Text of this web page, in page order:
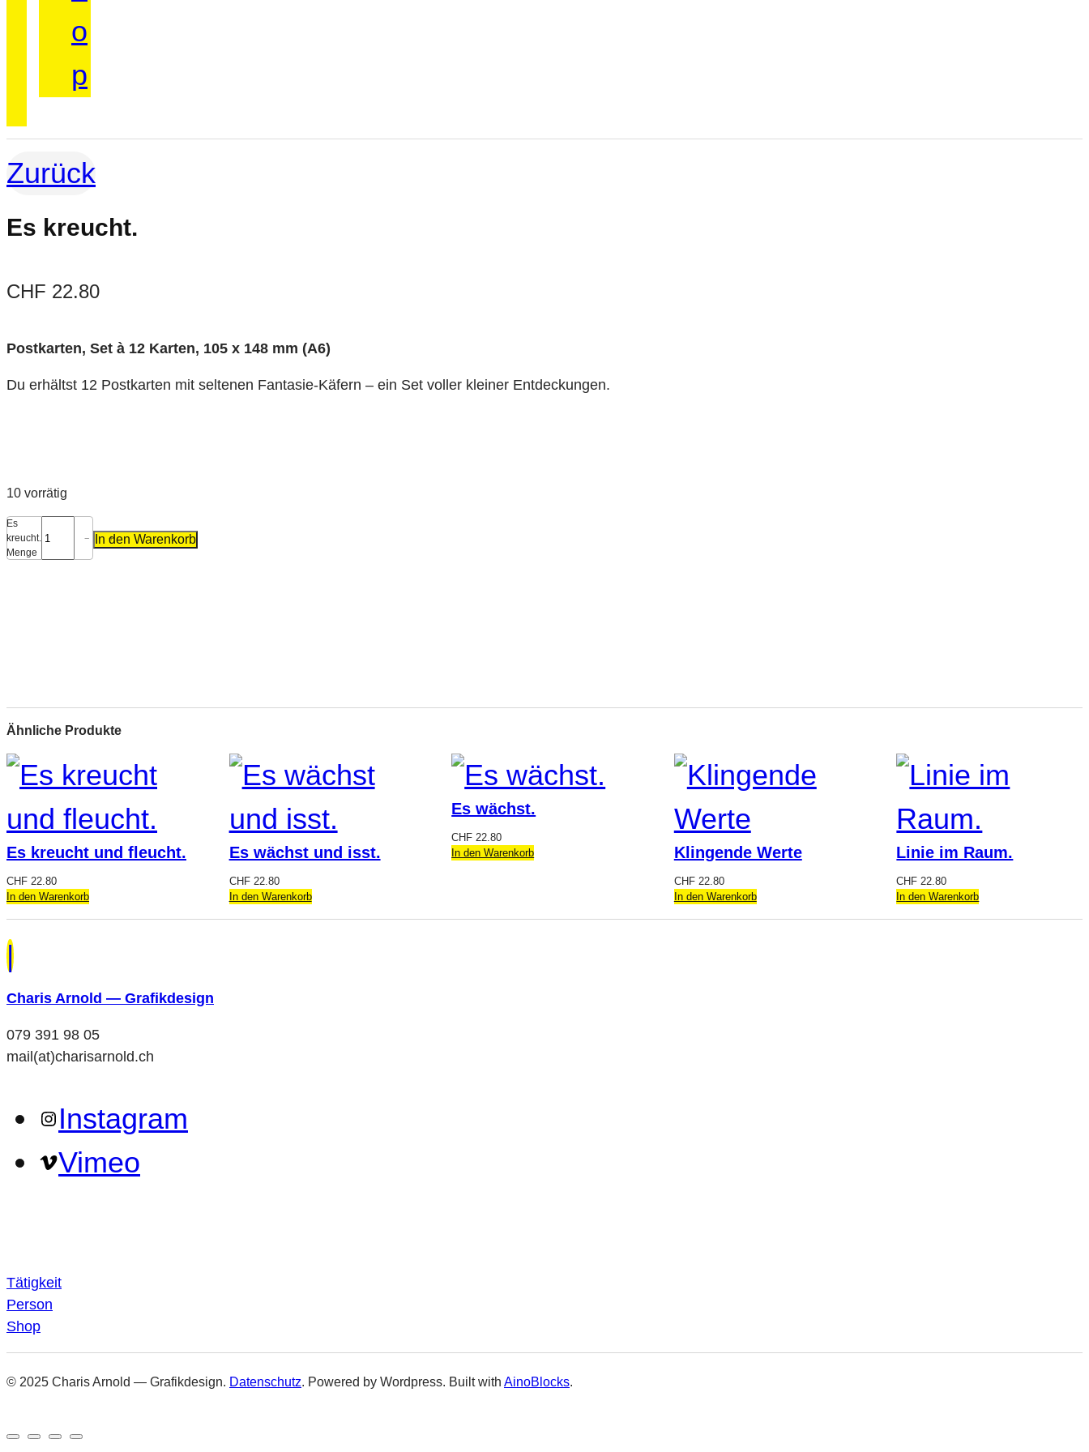
o
p
Zurück
Es kreucht.
CHF 22.80
Postkarten, Set à 12 Karten, 105 x 148 mm (A6)
Du erhältst 12 Postkarten mit seltenen Fantasie-Käfern – ein Set voller kleiner Entdeckungen.
10 vorrätig
Es
kreucht.
Menge
− +
In den Warenkorb
Ähnliche Produkte
Es kreucht und fleucht.
CHF 22.80
In den Warenkorb
Es wächst und isst.
CHF22.80
In den Warenkorb
Es wächst.
CHF 22.80
In den Warenkorb
Klingende Werte
CHF22.80
In den Warenkorb
Linie im Raum.
CHF 22.80
In den Warenkorb
|
Charis Arnold — Grafikdesign
079 391 98 05
mail(at)charisarnold.ch
Instagram
Vimeo
Tätigkeit
Person
Shop
© 2025 Charis Arnold — Grafikdesign. Datenschutz. Powered by Wordpress. Built with AinoBlocks.